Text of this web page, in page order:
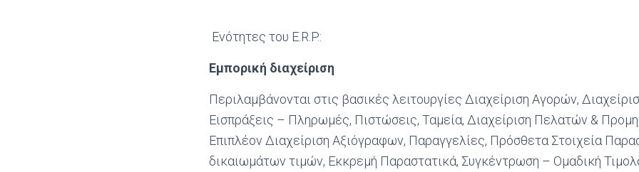
Ενότητες του E.R.P.:
Εμπορική διαχείριση
Περιλαμβάνονται στις βασικές λειτουργίες Διαχείριση Αγορών,
Εισπράξεις – Πληρωμές, Πιστώσεις, Ταμεία, Διαχείριση Πελατών &
Επιπλέον Διαχείριση Αξιόγραφων, Παραγγελίες, Πρόσθετα Στοιχεία
δικαιωμάτων τιμών, Εκκρεμή Παραστατικά, Συγκέντρωση – Ομαδική